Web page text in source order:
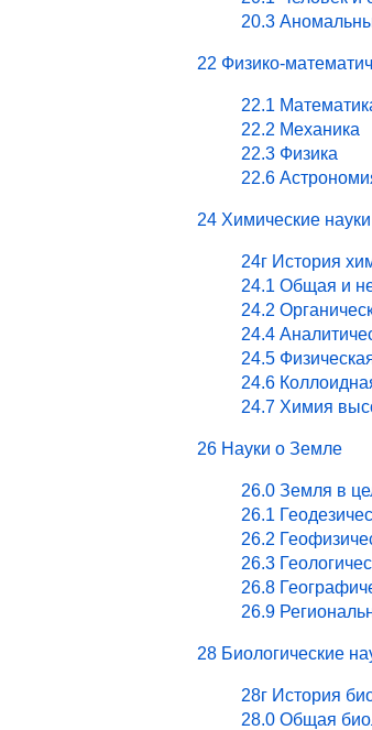
20.3
22 Физико-
22.1
22.2 Механика
22.3 Физика
22.6
24 Химические науки
24г История
24.1 Общая и
24.2
24.4
24.5
24.6
24.7 Химия
26 Науки о Земле
26.0 Земля в
26.1
26.2
26.3
26.8
26.9
28 Биологические
28г История
28.0 Общая